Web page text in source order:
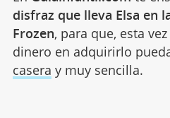
disfraz que lleva Elsa en
Frozen, para que, esta
dinero en adquirirlo
casera y muy sencilla.